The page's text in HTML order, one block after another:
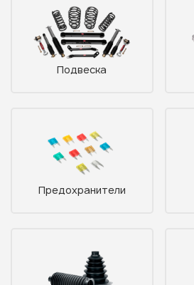
Подвеска
Предохранители